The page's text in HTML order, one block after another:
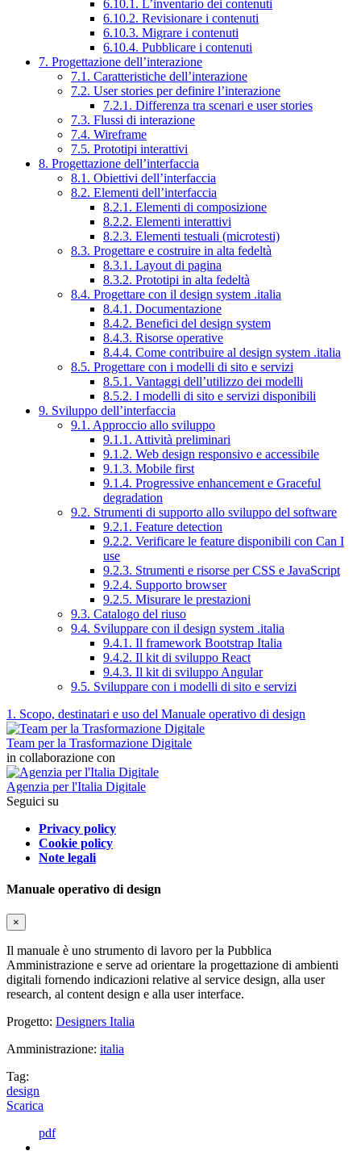
6.10.1. L’inventario dei contenuti
6.10.2. Revisionare i contenuti
6.10.3. Migrare i contenuti
6.10.4. Pubblicare i contenuti
7. Progettazione dell’interazione
7.1. Caratteristiche dell’interazione
7.2. User stories per definire l’interazione
7.2.1. Differenza tra scenari e user stories
7.3. Flussi di interazione
7.4. Wireframe
7.5. Prototipi interattivi
8. Progettazione dell’interfaccia
8.1. Obiettivi dell’interfaccia
8.2. Elementi dell’interfaccia
8.2.1. Elementi di composizione
8.2.2. Elementi interattivi
8.2.3. Elementi testuali (microtesti)
8.3. Progettare e costruire in alta fedeltà
8.3.1. Layout di pagina
8.3.2. Prototipi in alta fedeltà
8.4. Progettare con il design system .italia
8.4.1. Documentazione
8.4.2. Benefici del design system
8.4.3. Risorse operative
8.4.4. Come contribuire al design system .italia
8.5. Progettare con i modelli di sito e servizi
8.5.1. Vantaggi dell’utilizzo dei modelli
8.5.2. I modelli di sito e servizi disponibili
9. Sviluppo dell’interfaccia
9.1. Approccio allo sviluppo
9.1.1. Attività preliminari
9.1.2. Web design responsivo e accessibile
9.1.3. Mobile first
9.1.4. Progressive enhancement e Graceful
degradation
9.2. Strumenti di supporto allo sviluppo del software
9.2.1. Feature detection
9.2.2. Verificare le feature disponibili con Can I
use
9.2.3. Strumenti e risorse per CSS e JavaScript
9.2.4. Supporto browser
9.2.5. Misurare le prestazioni
9.3. Catalogo del riuso
9.4. Sviluppare con il design system .italia
9.4.1. Il framework Bootstrap Italia
9.4.2. Il kit di sviluppo React
9.4.3. Il kit di sviluppo Angular
9.5. Sviluppare con i modelli di sito e servizi
1. Scopo, destinatari e uso del Manuale operativo di design
Team per la Trasformazione Digitale
in collaborazione con
Agenzia per l'Italia Digitale
Seguici su
Privacy policy
Cookie policy
Note legali
Manuale operativo di design
×
Il manuale è uno strumento di lavoro per la Pubblica
Amministrazione e serve ad orientare la progettazione di ambienti
digitali fornendo indicazioni relative al service design, alla user
research, al content design e alla user interface.
Progetto: Designers Italia
Amministrazione: italia
Tag:
design
Scarica
pdf